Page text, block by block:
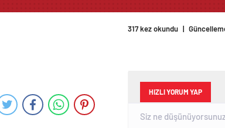
317 kez okundu |
HIZLI YORUM YAP